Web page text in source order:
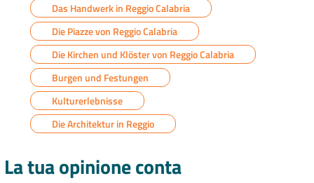
Das Handwerk in Reggio Calabria
Die Piazze von Reggio Calabria
Die Kirchen und Klöster von Reggio Calabria
Burgen und Festungen
Kulturerlebnisse
Die Architektur in Reggio
La tua opinione conta